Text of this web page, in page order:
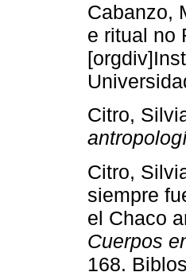
Cabanzo,
e ritual no
Citro,
Citro,
siempre
el Chaco
Cuerpos
168.